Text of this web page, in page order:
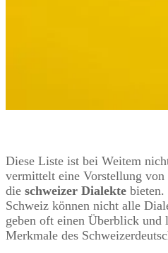
Diese Liste ist bei Weitem
vermittelt eine Vorstellung
die schweizer Dialekte bieten.
Schweiz können nicht alle
geben oft einen Überblick und
Merkmale des